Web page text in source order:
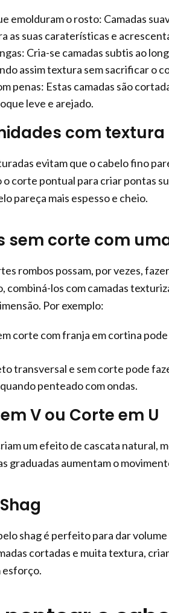
emolduram o rosto: Camadas
as suas caraterísticas e
Cria-se camadas subtis ao
assim textura sem sacrificar o
penas: Estas camadas são
leve e arejado.
com textura
evitam que o cabelo fino
corte pontual para criar pontas
pareça mais espesso e cheio.
sem corte com
rombos possam, por vezes,
combiná-los com camadas
Por exemplo:
corte com franja em cortina
transversal e sem corte pode
penteado com ondas.
V ou Corte em U
um efeito de cascata natural,
graduadas aumentam o
shag é perfeito para dar
cortadas e muita textura,
esforço.